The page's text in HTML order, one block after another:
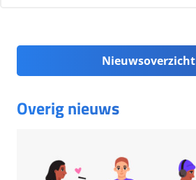
Nieuwsoverzicht
Overig nieuws